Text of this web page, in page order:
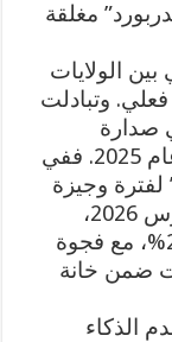
مغلقة
بين الولايات
وتبادلت
صدارة
تصنيفات الأداء عدة مرات منذ أوائل عام 2025. ففي
2025، عادل “ديب سيك – آر 1” لفترة وجيزة
أفضل نموذج أمريكي. واعتبارًا من مارس 2026،
يتفوق أفضل نموذج أمريكي بنسبة 2.7%، مع فجوة
ضمن خانة
الذكاء